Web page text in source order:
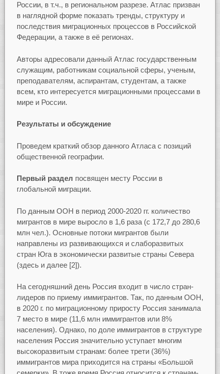
России, в т.ч., в региональном разрезе. Атлас призван
в наглядной форме показать тренды, структуру и
последствия миграционных процессов в Российской
Федерации, а также в её регионах.
Авторы адресовали данный Атлас государственным
служащим, работникам социальной сферы, ученым,
преподавателям, аспирантам, студентам, а также
всем, кто интересуется миграционными процессами в
мире и России.
Результаты и обсуждение
Проведем краткий обзор данного Атласа с позиций
общественной географии.
Первый раздел посвящен месту России в
глобальной миграции.
По данным ООН в период 2000-2020 гг. количество
мигрантов в мире выросло в 1,6 раза (с 172,7 до 280,6
млн чел.). Основные потоки мигрантов были
направлены из развивающихся и слаборазвитых
стран Юга в экономически развитые страны Севера
(здесь и далее [2]).
На сегодняшний день Россия входит в число стран-
лидеров по приему иммигрантов. Так, по данным ООН,
в 2020 г. по миграционному приросту Россия занимала
7 место в мире (11,6 млн иммигрантов или 8%
населения). Однако, по доле иммигрантов в структуре
населения Россия значительно уступает многим
высокоразвитым странам: более трети (36%)
иммигрантов мира приходится на страны «Большой